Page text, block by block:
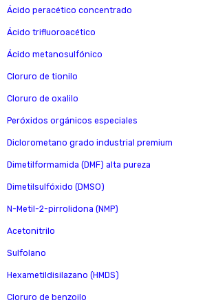
Ácido peracético concentrado
Ácido trifluoroacético
Ácido metanosulfónico
Cloruro de tionilo
Cloruro de oxalilo
Peróxidos orgánicos especiales
Diclorometano grado industrial premium
Dimetilformamida (DMF) alta pureza
Dimetilsulfóxido (DMSO)
N-Metil-2-pirrolidona (NMP)
Acetonitrilo
Sulfolano
Hexametildisilazano (HMDS)
Cloruro de benzoilo